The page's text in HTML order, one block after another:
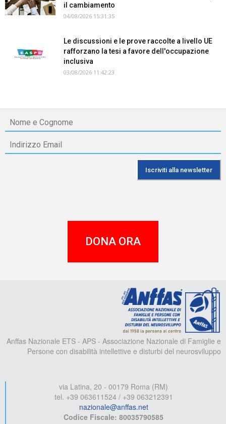
il cambiamento
04/08/2026 15:31:35
Le discussioni e le prove raccolte a livello UE
rafforzano la tesi a favore dell'occupazione
inclusiva
03/08/2026 11:42:23
DONA ORA
Anffas Nazionale ETS - APS - Associazione Nazionale di Famiglie e
Persone con disabilità intellettive e disturbi del neurosviluppo
via Latina, 20 - 00179 Roma (RM)
tel. +39 063611524 / +39 063212391
nazionale@anffas.net
Codice Fiscale: 80035790585